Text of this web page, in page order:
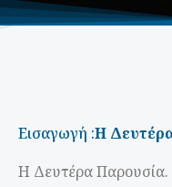
Εισαγωγή :Η
Η Δευτέρα Παρουσία.